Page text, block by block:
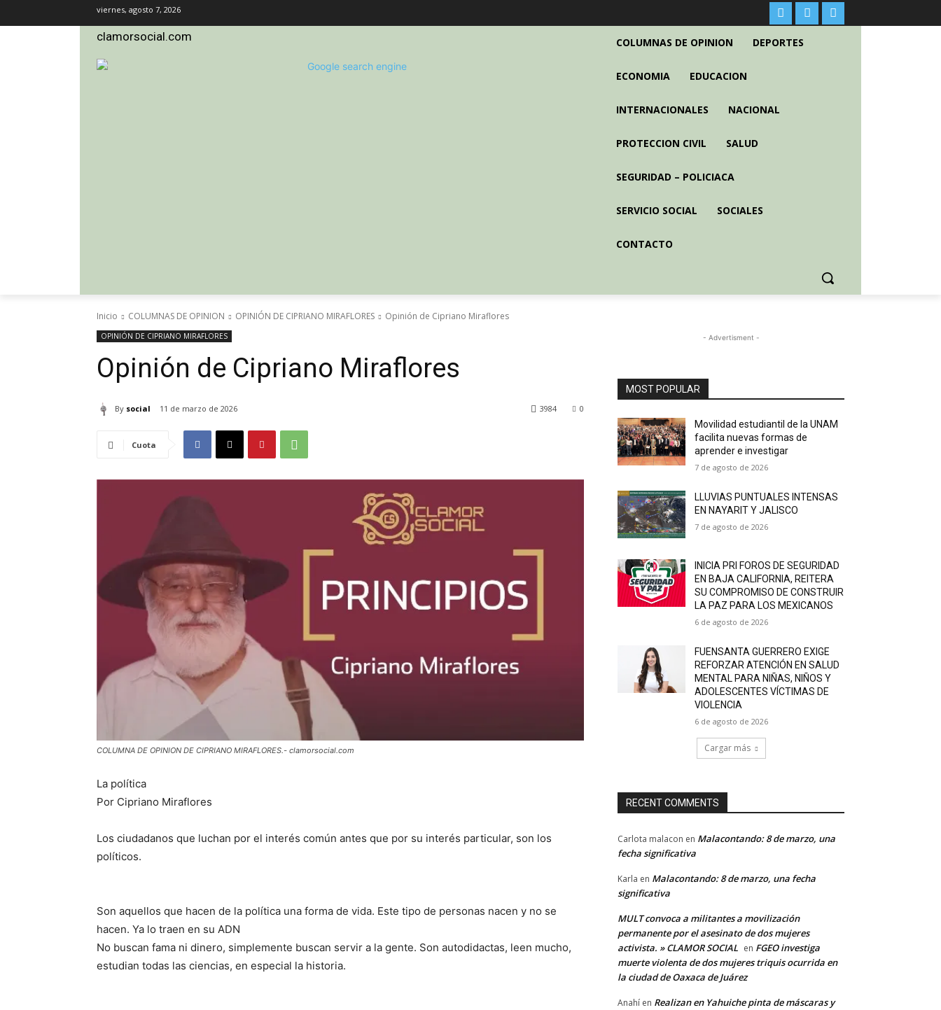
viernes, agosto 7, 2026
clamorsocial.com COLUMNAS DE OPINION DEPORTES
ECONOMIA EDUCACION
INTERNACIONALES NACIONAL
PROTECCION CIVIL SALUD
SEGURIDAD – POLICIACA
SERVICIO SOCIAL SOCIALES
CONTACTO
Inicio COLUMNAS DE OPINION OPINIÓN DE CIPRIANO MIRAFLORES Opinión de Cipriano Miraflores
OPINIÓN DE CIPRIANO MIRAFLORES
Opinión de Cipriano Miraflores
By social 11 de marzo de 2026 0
3984
Cuota
COLUMNA DE OPINION DE CIPRIANO MIRAFLORES.- clamorsocial.com
La política
Por Cipriano Miraflores
Los ciudadanos que luchan por el interés común antes que por su interés particular, son los
políticos.
Son aquellos que hacen de la política una forma de vida. Este tipo de personas nacen y no se
hacen. Ya lo traen en su ADN
No buscan fama ni dinero, simplemente buscan servir a la gente. Son autodidactas, leen mucho,
estudian todas las ciencias, en especial la historia.
- Advertisment -
MOST POPULAR
Movilidad estudiantil de la UNAM
facilita nuevas formas de
aprender e investigar
7 de agosto de 2026
LLUVIAS PUNTUALES INTENSAS
EN NAYARIT Y JALISCO
7 de agosto de 2026
INICIA PRI FOROS DE SEGURIDAD
EN BAJA CALIFORNIA, REITERA
SU COMPROMISO DE CONSTRUIR
LA PAZ PARA LOS MEXICANOS
6 de agosto de 2026
FUENSANTA GUERRERO EXIGE
REFORZAR ATENCIÓN EN SALUD
MENTAL PARA NIÑAS, NIÑOS Y
ADOLESCENTES VÍCTIMAS DE
VIOLENCIA
6 de agosto de 2026
Cargar más
RECENT COMMENTS
Carlota malacon en Malacontando: 8 de marzo, una
fecha significativa
Karla en Malacontando: 8 de marzo, una fecha
significativa
MULT convoca a militantes a movilización
permanente por el asesinato de dos mujeres
activista. » CLAMOR SOCIAL en FGEO investiga
muerte violenta de dos mujeres triquis ocurrida en
la ciudad de Oaxaca de Juárez
Anahí en Realizan en Yahuiche pinta de máscaras y